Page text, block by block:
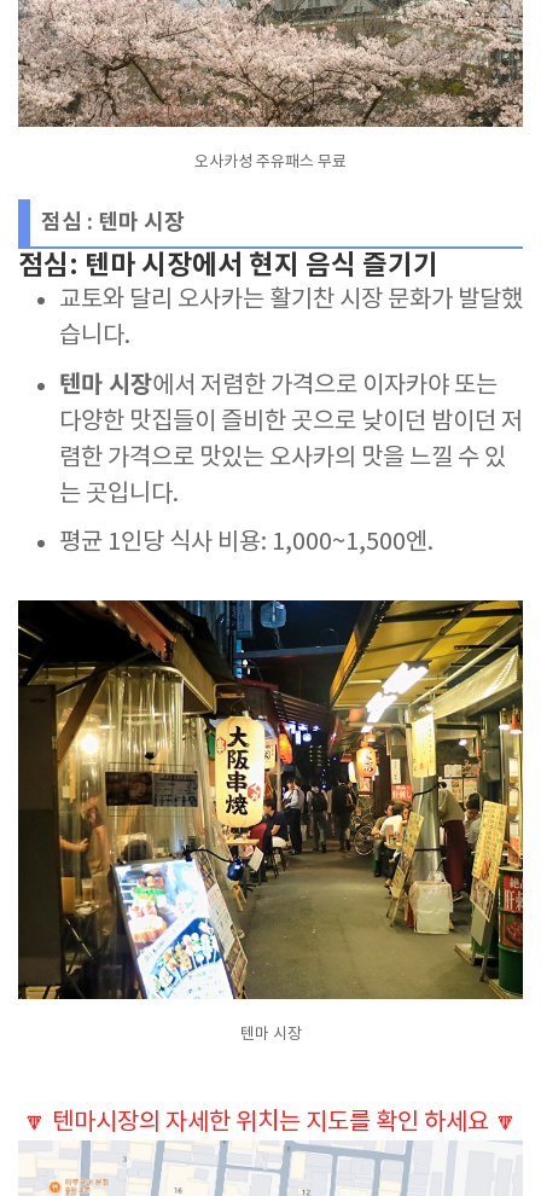
오사카성 주유패스 무료
점심 : 텐마 시장
점심: 텐마 시장에서 현지 음식 즐기기
교토와 달리 오사카는 활기찬 시장 문화가 발달했
습니다.
텐마 시장에서 저렴한 가격으로 이자카야 또는
다양한 맛집들이 즐비한 곳으로 낮이던 밤이던 저
렴한 가격으로 맛있는 오사카의 맛을 느낄 수 있
는 곳입니다.
평균 1인당 식사 비용: 1,000~1,500엔.
텐마 시장
🔽 텐마시장의 자세한 위치는 지도를 확인 하세요 🔽